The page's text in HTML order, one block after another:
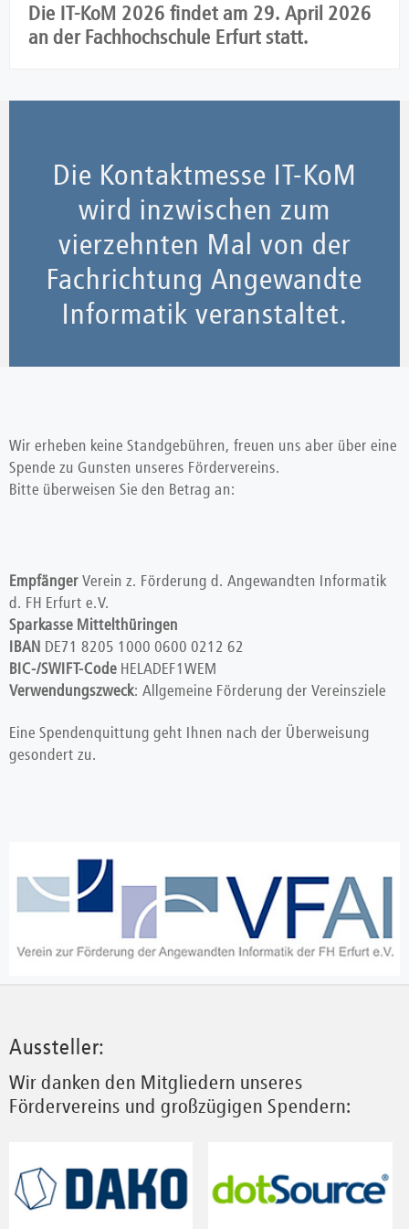
Die IT-KoM 2026 findet am 29. April 2026
an der Fachhochschule Erfurt statt.
Die Kontaktmesse IT-KoM
wird inzwischen zum
vierzehnten Mal von der
Fachrichtung Angewandte
Informatik veranstaltet.
Wir erheben keine Standgebühren, freuen uns aber über eine
Spende zu Gunsten unseres Fördervereins.
Bitte überweisen Sie den Betrag an:
Empfänger Verein z. Förderung d. Angewandten Informatik
d. FH Erfurt e.V.
Sparkasse Mittelthüringen
IBAN DE71 8205 1000 0600 0212 62
BIC-/SWIFT-Code HELADEF1WEM
Verwendungszweck: Allgemeine Förderung der Vereinsziele
Eine Spendenquittung geht Ihnen nach der Überweisung
gesondert zu.
Aussteller:
Wir danken den Mitgliedern unseres
Fördervereins und großzügigen Spendern: